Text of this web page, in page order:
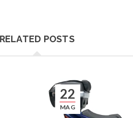
RELATED POSTS
22
MAG